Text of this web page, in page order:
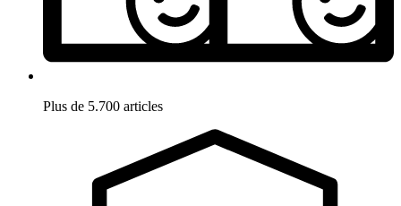
Plus de 5.700 articles